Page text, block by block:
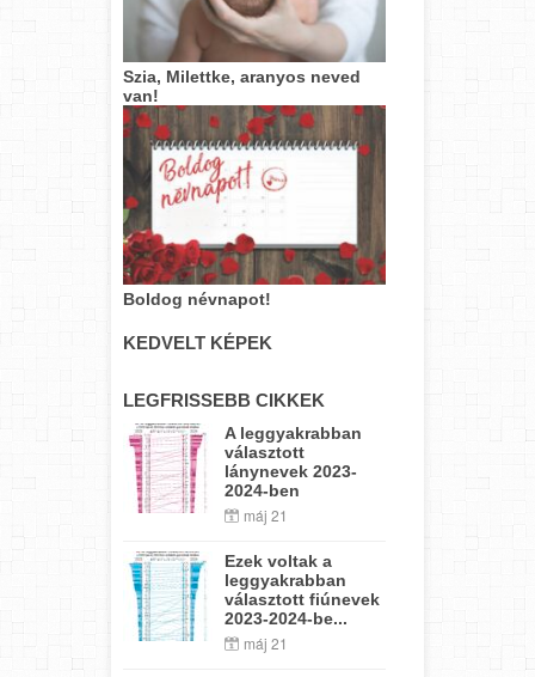
Szia, Milettke, aranyos neved
van!
Boldog névnapot!
KEDVELT KÉPEK
LEGFRISSEBB CIKKEK
A leggyakrabban
választott
lánynevek 2023-
2024-ben
máj 21
Ezek voltak a
leggyakrabban
választott fiúnevek
2023-2024-be...
máj 21